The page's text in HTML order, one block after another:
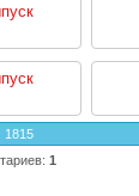
1815
: 1